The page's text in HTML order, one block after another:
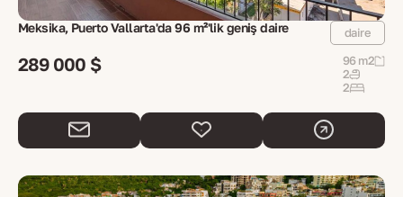
Meksika, Puerto Vallarta'da 96 m²'lik geniş daire daire
289 000 $
96 m2
2
2